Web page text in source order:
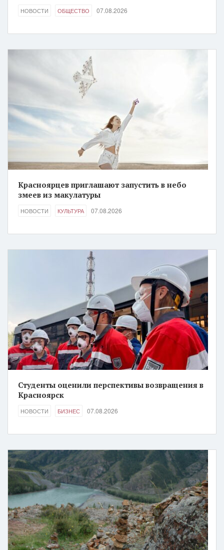
НОВОСТИ ОБЩЕСТВО 07.08.2026
Красноярцев приглашают запустить в небо
змеев из макулатуры
НОВОСТИ КУЛЬТУРА 07.08.2026
Студенты оценили перспективы возвращения в
Красноярск
НОВОСТИ БИЗНЕС 07.08.2026